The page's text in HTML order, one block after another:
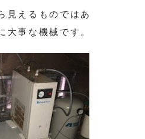
見えるものではあ
大事な機械です。